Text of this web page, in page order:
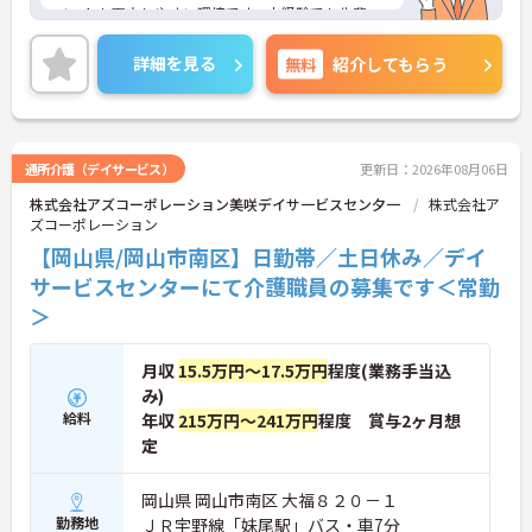
ベートも両立しやすい環境です。未経験でも先輩ス
タッフや制度のフォローがあるので安心して成長で
きる職場です。
ご興味のある方には、面接対策ポイントなど、さら
に詳細をご案内しますのでお気軽にご相談くださ
い！
詳細を見る 無料 紹介してもらう
通所介護（デイサービス） 更新日：2026年08月06日
株式会社アズコーポレーション美咲デイサ一ビスセン夕一
株式会社ア
ズコーポレーション
【岡山県/岡山市南区】日勤帯／土日休み／デイ
サービスセンターにて介護職員の募集です＜常勤
＞
給料
月収 15.5万円～17.5万円程度(業務手当込
み)
年収 215万円～241万円程度 賞与2ヶ月想
定
勤務地
岡山県 岡山市南区 大福８２０－１
ＪＲ宇野線「妹尾駅」バス・車7分